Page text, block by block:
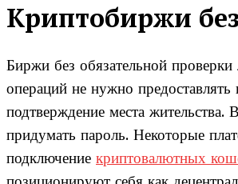
Криптобиржи
Биржи без обязательной
операций не нужно предоставлять
подтверждение места жительства.
придумать пароль. Некоторые
подключение криптовалютных